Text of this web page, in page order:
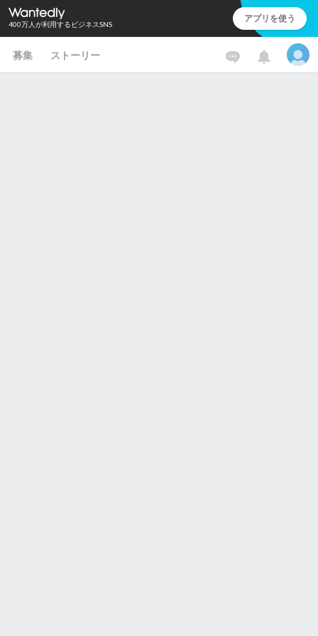
400万人が利用するビジネスSNS アプリを使う
募集 ストーリー